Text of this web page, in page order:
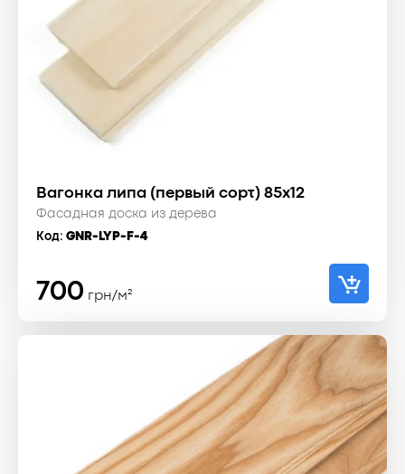
Вагонка липа (первый сорт) 85x12
Фасадная доска из дерева
Код: GNR-LYP-F-4
700 грн/м²